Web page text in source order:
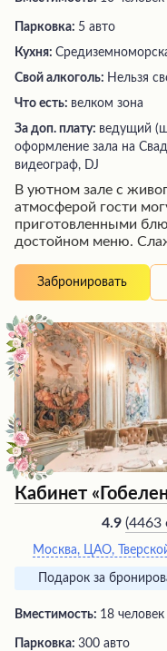
Парковка: 5 авто
Кухня:
Свой алкоголь: Нельзя
Что есть: велком зона
За доп. плату: ведущий
оформление зала на
видеограф, DJ
В уютном зале с
атмосферой гости
приготовленными
достойном меню.
живая музыка от
приятные
подходом делают это
для проведения
уровень сервиса,
неповторимый вкус
позволяют
истинным вкусом
Забронировать
Кабинет
4.9 (4463
Москва, ЦАО,
Подарок за
Вместимость: 18 человек
Парковка: 300 авто